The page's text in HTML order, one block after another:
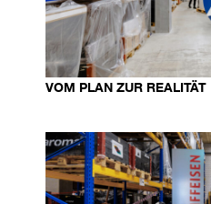
VOM PLAN ZUR REALITÄT